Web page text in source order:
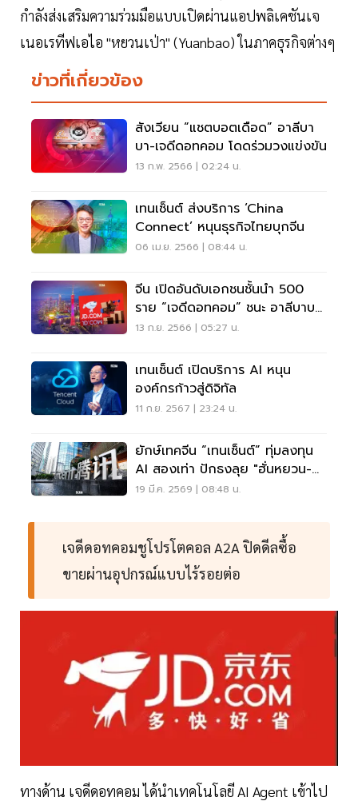
กำลังส่งเสริมความร่วมมือแบบเปิดผ่านแอปพลิเคชันเจ
เนอเรทีฟเอไอ "หยวนเป่า" (Yuanbao) ในภาคธุรกิจต่างๆ
ข่าวที่เกี่ยวข้อง
สังเวียน “แชตบอตเดือด” อาลีบา
บา-เจดีดอทคอม โดดร่วมวงแข่งขัน
13 ก.พ. 2566 | 02:24 น.
เทนเซ็นต์ ส่งบริการ ‘China
Connect’ หนุนธุรกิจไทยบุกจีน
06 เม.ย. 2566 | 08:44 น.
จีน เปิดอันดับเอกชนชั้นนำ 500
ราย “เจดีดอทคอม” ชนะ อาลีบาบา
รั้งเบอร์1
13 ก.ย. 2566 | 05:27 น.
เทนเซ็นต์ เปิดบริการ AI หนุน
องค์กรก้าวสู่ดิจิทัล
11 ก.ย. 2567 | 23:24 น.
ยักษ์เทคจีน “เทนเซ็นต์” ทุ่มลงทุน
AI สองเท่า ปักธงลุย "ฮั่นหยวน-
หยวนเป่า"
19 มี.ค. 2569 | 08:48 น.
เจดีดอทคอมชูโปรโตคอล A2A ปิดดีลซื้อ
ขายผ่านอุปกรณ์แบบไร้รอยต่อ
ทางด้าน เจดีดอทคอม ได้นำเทคโนโลยี AI Agent เข้าไป